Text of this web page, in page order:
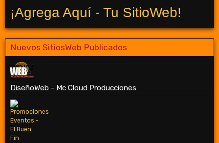
¡Agrega Aquí - Tu SitioWeb!
Nuevos SitiosWeb Publicados
DiseñoWeb - Mc Cloud Producciones